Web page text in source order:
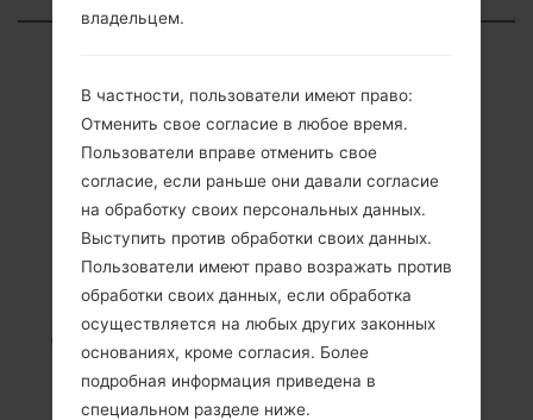
Previous 1 Next
Cтатьи
LGE455(LGE455)
akaLG Optimus L5 II
Dual
владельцем.
В частности, пользователи имеют право:
Отменить свое согласие в любое время.
Пользователи вправе отменить свое
согласие, если раньше они давали согласие
на обработку своих персональных данных.
Выступить против обработки своих данных.
Пользователи имеют право возражать против
обработки своих данных, если обработка
осуществляется на любых других законных
основаниях, кроме согласия. Более
подробная информация приведена в
специальном разделе ниже.